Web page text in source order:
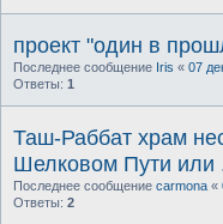
проект "один в
Последнее сообщение Iris « 07
Ответы: 1
Таш-Раббат храм
Шелковом Пути или
Последнее сообщение carmona «
Ответы: 2